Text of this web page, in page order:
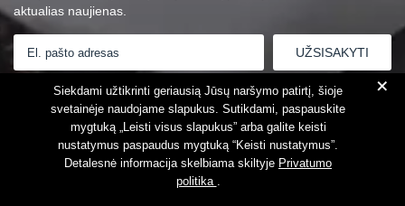
aktualias naujienas.
Susipažinau suPrivatumo politika +
Siekdami užtikrinti geriausią Jūsų naršymo patirtį, šioje
svetainėje naudojame slapukus. Sutikdami, paspauskite
mygtuką „Leisti visus slapukus” arba galite keisti
nustatymus paspaudus mygtuką “Keisti nustatymus”.
Detalesnė informacija skelbiama skiltyje Privatumo
politika .